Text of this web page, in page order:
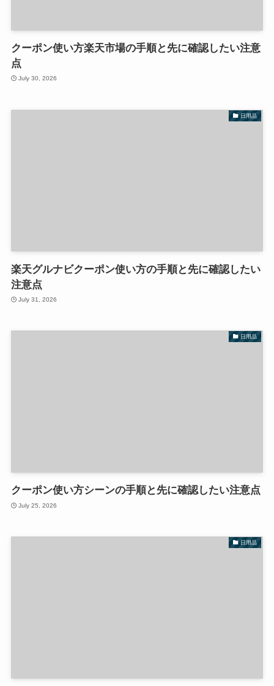
クーポン使い方楽天市場の手順と先に確認したい注意
点
July 30, 2026
日用品
楽天グルナビクーポン使い方の手順と先に確認したい
注意点
July 31, 2026
日用品
クーポン使い方シーンの手順と先に確認したい注意点
July 25, 2026
日用品